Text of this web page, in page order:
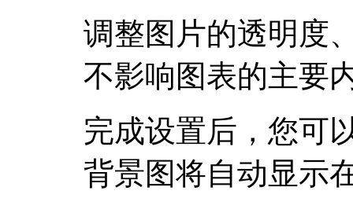
调整图片的透明度
不影响图表的主要
完成设置后，您可
背景图将自动显示